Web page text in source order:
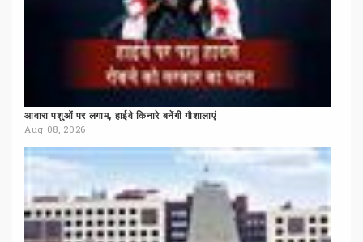
आवारा पशुओं पर लगाम, हाईवे किनारे बनेंगी गौशालाएं
Aug 08, 2026